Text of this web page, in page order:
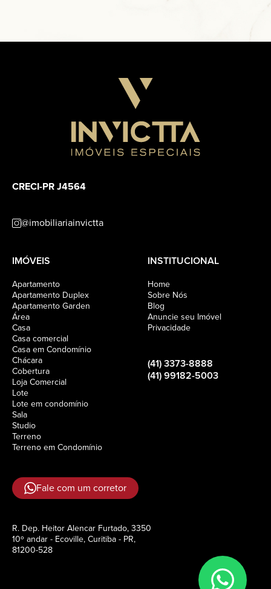
CRECI-PR J4564
@imobiliariainvictta
IMÓVEIS
Apartamento
Apartamento Duplex
Apartamento Garden
Área
Casa
Casa comercial
Casa em Condomínio
Chácara
Cobertura
Loja Comercial
Lote
Lote em condomínio
Sala
Studio
Terreno
Terreno em Condomínio
INSTITUCIONAL
Home
Sobre Nós
Blog
Anuncie seu Imóvel
Privacidade
(41) 3373-8888
(41) 99182-5003
Fale com um corretor
R. Dep. Heitor Alencar Furtado, 3350
10º andar - Ecoville, Curitiba - PR,
81200-528